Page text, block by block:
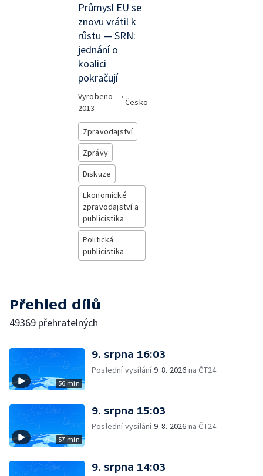
Průmysl EU se
znovu vrátil k
růstu — SRN:
jednání o
koalici
pokračují
Vyrobeno
2013
•
Česko
Zpravodajství
Zprávy
Diskuze
Ekonomické
zpravodajství a
publicistika
Politická
publicistika
Přehled dílů
49369 přehratelných
56 min
9. srpna 16:03
Poslední vysílání9. 8. 2026 na ČT24
57 min
9. srpna 15:03
Poslední vysílání9. 8. 2026 na ČT24
9. srpna 14:03